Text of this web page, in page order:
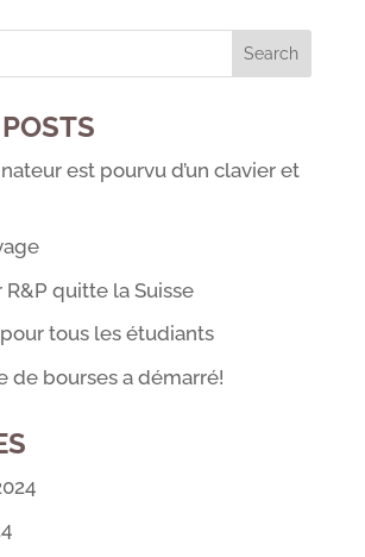
est pourvu d’un clavier et
quitte la Suisse
tous les étudiants
de bourses a démarré!